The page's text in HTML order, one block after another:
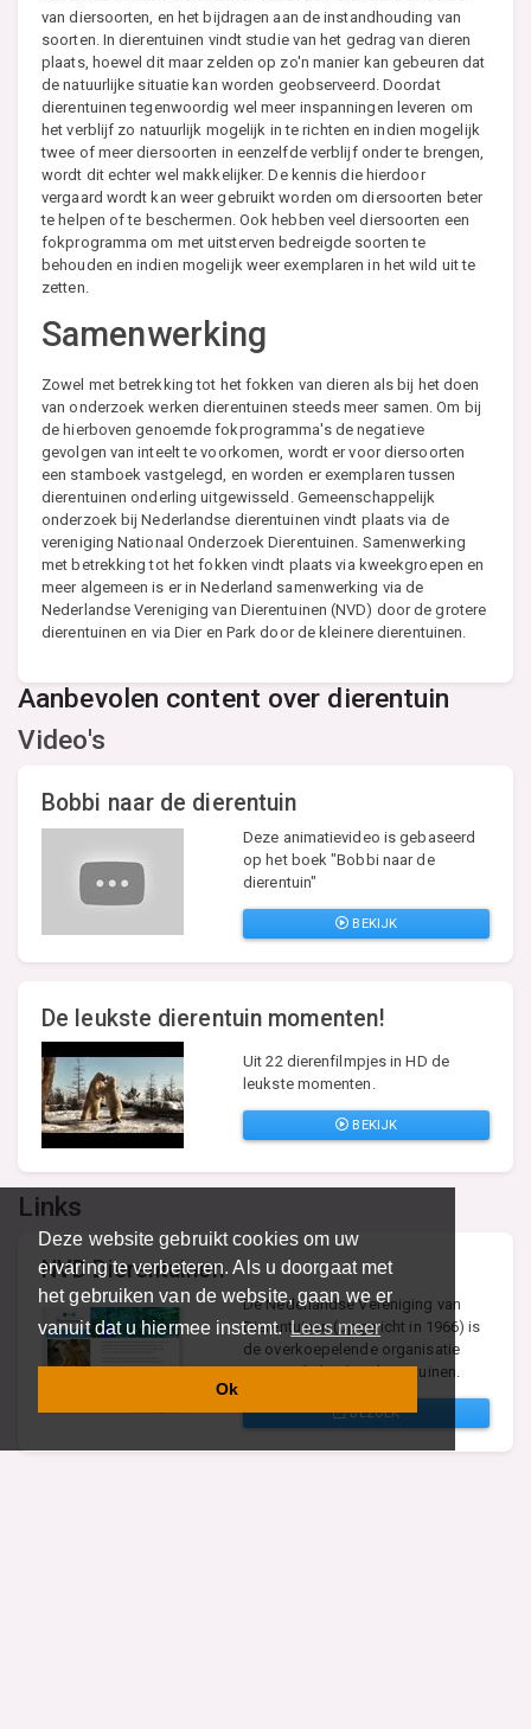
Deze website gebruikt cookies om uw
ervaring te verbeteren. Als u doorgaat met
het gebruiken van de website, gaan we er
vanuit dat u hiermee instemt.Lees meer
Ok
van diersoorten, en het bijdragen aan de instandhouding van
soorten. In dierentuinen vindt studie van het gedrag van dieren
plaats, hoewel dit maar zelden op zo'n manier kan gebeuren dat
de natuurlijke situatie kan worden geobserveerd. Doordat
dierentuinen tegenwoordig wel meer inspanningen leveren om
het verblijf zo natuurlijk mogelijk in te richten en indien mogelijk
twee of meer diersoorten in eenzelfde verblijf onder te brengen,
wordt dit echter wel makkelijker. De kennis die hierdoor
vergaard wordt kan weer gebruikt worden om diersoorten beter
te helpen of te beschermen. Ook hebben veel diersoorten een
fokprogramma om met uitsterven bedreigde soorten te
behouden en indien mogelijk weer exemplaren in het wild uit te
zetten.
Samenwerking
Zowel met betrekking tot het fokken van dieren als bij het doen
van onderzoek werken dierentuinen steeds meer samen. Om bij
de hierboven genoemde fokprogramma's de negatieve
gevolgen van inteelt te voorkomen, wordt er voor diersoorten
een stamboek vastgelegd, en worden er exemplaren tussen
dierentuinen onderling uitgewisseld. Gemeenschappelijk
onderzoek bij Nederlandse dierentuinen vindt plaats via de
vereniging Nationaal Onderzoek Dierentuinen. Samenwerking
met betrekking tot het fokken vindt plaats via kweekgroepen en
meer algemeen is er in Nederland samenwerking via de
Nederlandse Vereniging van Dierentuinen (NVD) door de grotere
dierentuinen en via Dier en Park door de kleinere dierentuinen.
Aanbevolen content over dierentuin
Video's
Bobbi naar de dierentuin
Deze animatievideo is gebaseerd
op het boek "Bobbi naar de
dierentuin"
BEKIJK
De leukste dierentuin momenten!
Uit 22 dierenfilmpjes in HD de
leukste momenten.
BEKIJK
Links
NVD Dierentuinen
De Nederlandse Vereniging van
Dierentuinen (opgericht in 1966) is
de overkoepelende organisatie
voor Nederlandse dierentuinen.
BEZOEK